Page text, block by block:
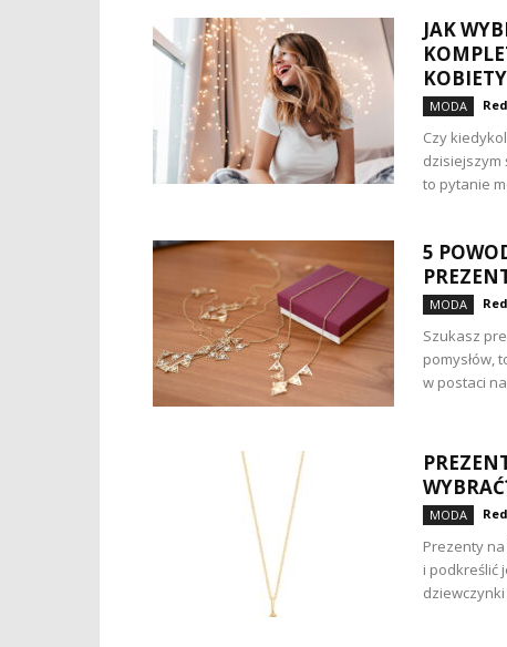
JAK
KOBIETY
MODA
Czy
dzisiejszym
to pytanie
5
MODA
Szukasz
pomysłów,
w postaci
MODA
Prezenty
i podkreślić